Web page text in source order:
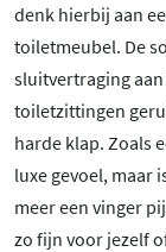
denk hierbij aan
toiletmeubel. De
sluitvertraging
toiletzittingen
harde klap. Zoals
luxe gevoel, maar
meer een vinger
zo fijn voor jezelf